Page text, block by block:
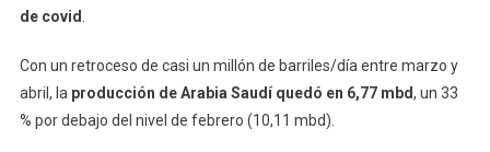
de covid
Con un retroceso de casi un millón de barriles/día entre marzo y
abril, la producción de Arabia Saudí quedó en 6,77 mbd, un 33
% por debajo del nivel de febrero (10,11 mbd).